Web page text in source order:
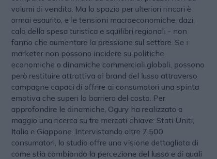
volumi di vendita. Ma lo spazio per ulteriori rincari è
ormai esaurito, e le tensioni macroeconomiche, dazi,
calo della spesa turistica e squilibri regionali - non
fanno che aumentare la pressione sul settore. Se i
marketer non possono incidere su politiche
economiche o dinamiche commerciali globali, possono
però restituire attrattiva ai brand del lusso attraverso
campagne capaci di offrire ai consumatori una spinta
emotiva che superi la barriera del costo. Per
approfondire le dinamiche, Ogury ha realizzato a
maggio una ricerca su tre mercati chiave: Stati Uniti,
Italia e Giappone. Intervistando oltre 7.500
consumatori, lo studio offre una visione dettagliata di
come stia cambiando la percezione del lusso e di quali